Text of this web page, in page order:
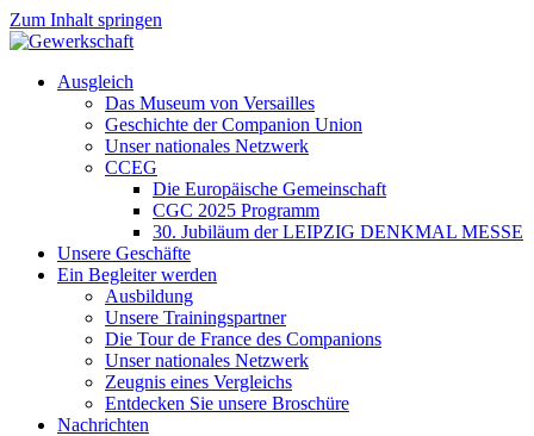
Zum Inhalt springen
Ausgleich
Das Museum von Versailles
Geschichte der Companion Union
Unser nationales Netzwerk
CCEG
Die Europäische Gemeinschaft
CGC 2025 Programm
30. Jubiläum der LEIPZIG DENKMAL MESSE
Unsere Geschäfte
Ein Begleiter werden
Ausbildung
Unsere Trainingspartner
Die Tour de France des Companions
Unser nationales Netzwerk
Zeugnis eines Vergleichs
Entdecken Sie unsere Broschüre
Nachrichten